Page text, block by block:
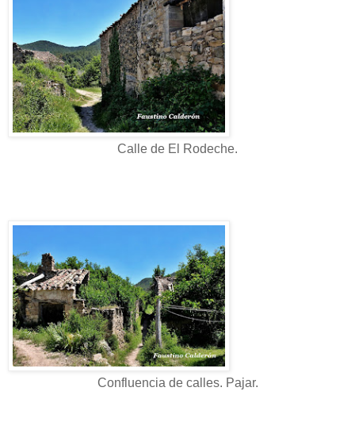
Calle de El Rodeche.
Confluencia de calles. Pajar.